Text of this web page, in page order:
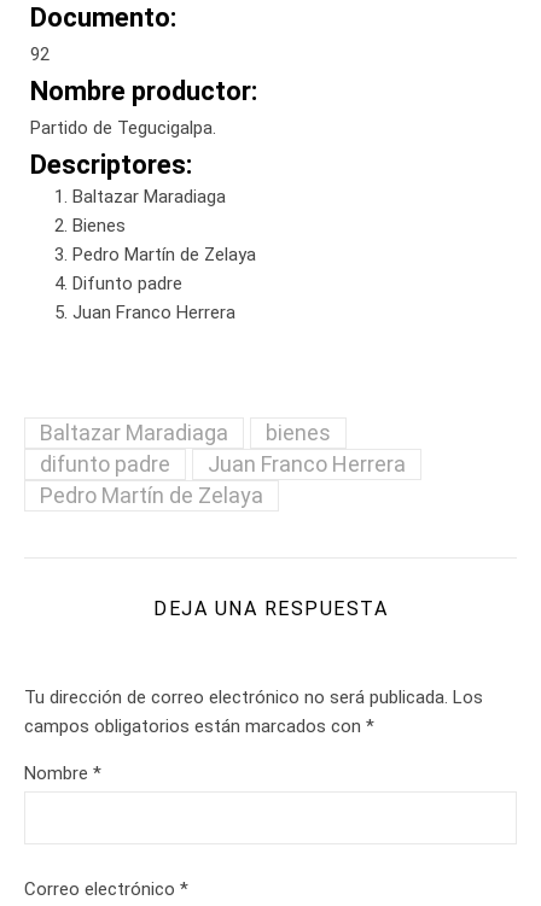
Documento:
92
Nombre productor:
Partido de Tegucigalpa.
Descriptores:
Baltazar Maradiaga
Bienes
Pedro Martín de Zelaya
Difunto padre
Juan Franco Herrera
Baltazar Maradiaga
bienes
difunto padre
Juan Franco Herrera
Pedro Martín de Zelaya
DEJA UNA RESPUESTA
Tu dirección de correo electrónico no será publicada. Los
campos obligatorios están marcados con *
Nombre *
Correo electrónico *